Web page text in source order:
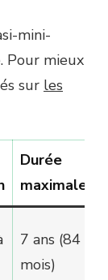
mini-
Pour mieux
sur les
Durée
maximale
7 ans (84
mois)